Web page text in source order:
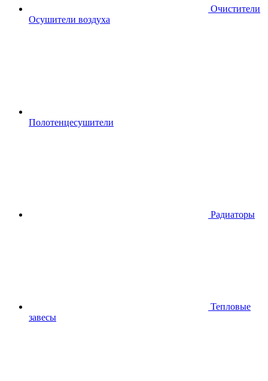
Очистители
Осушители воздуха
Полотенцесушители
Радиаторы
Тепловые
завесы